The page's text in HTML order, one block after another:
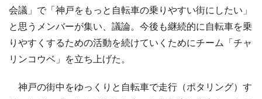
会議」で「神戸をもっと自転車の乗りやすい街にしたい」
と思うメンバーが集い、議論。今後も継続的に自転車を乗
りやすくするための活動を続けていくためにチーム「チャ
リンコウベ」を立ち上げた。
神戸の街中をゆっくりと自転車で走行（ポタリング）す